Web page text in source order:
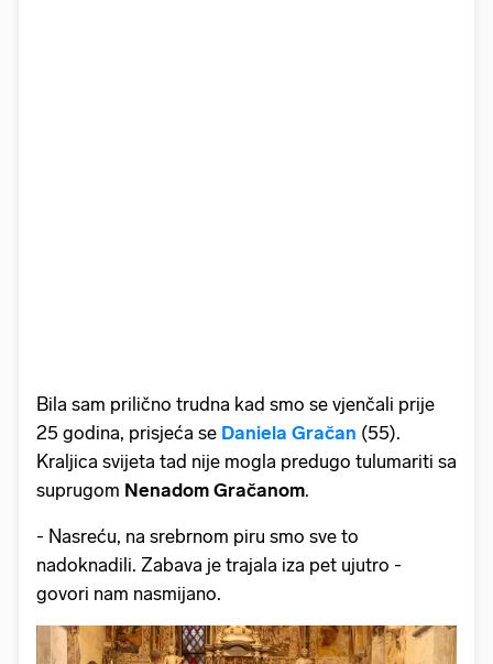
Bila sam prilično trudna kad smo se vjenčali prije
25 godina, prisjeća se Daniela Gračan (55).
Kraljica svijeta tad nije mogla predugo tulumariti sa
suprugom Nenadom Gračanom.
- Nasreću, na srebrnom piru smo sve to
nadoknadili. Zabava je trajala iza pet ujutro -
govori nam nasmijano.